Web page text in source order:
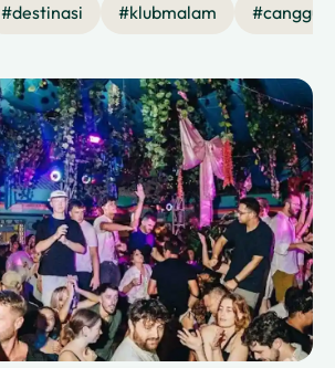
#destinasi #klubmalam #canggu